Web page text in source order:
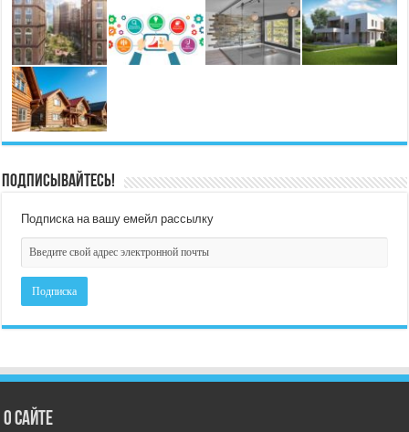
Подписывайтесь!
Подписка на вашу емейл рассылку
О сайте